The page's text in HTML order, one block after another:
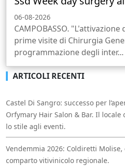
06-08-2026
CAMPOBASSO.
prime visite di Chirurgia
programmazione degli inter...
ARTICOLI RECENTI
Castel Di Sangro: successo per
Orfymary Hair Salon & Bar. Il
lo stile agli eventi.
Vendemmia 2026: Coldiretti
comparto vitivinicolo regionale.